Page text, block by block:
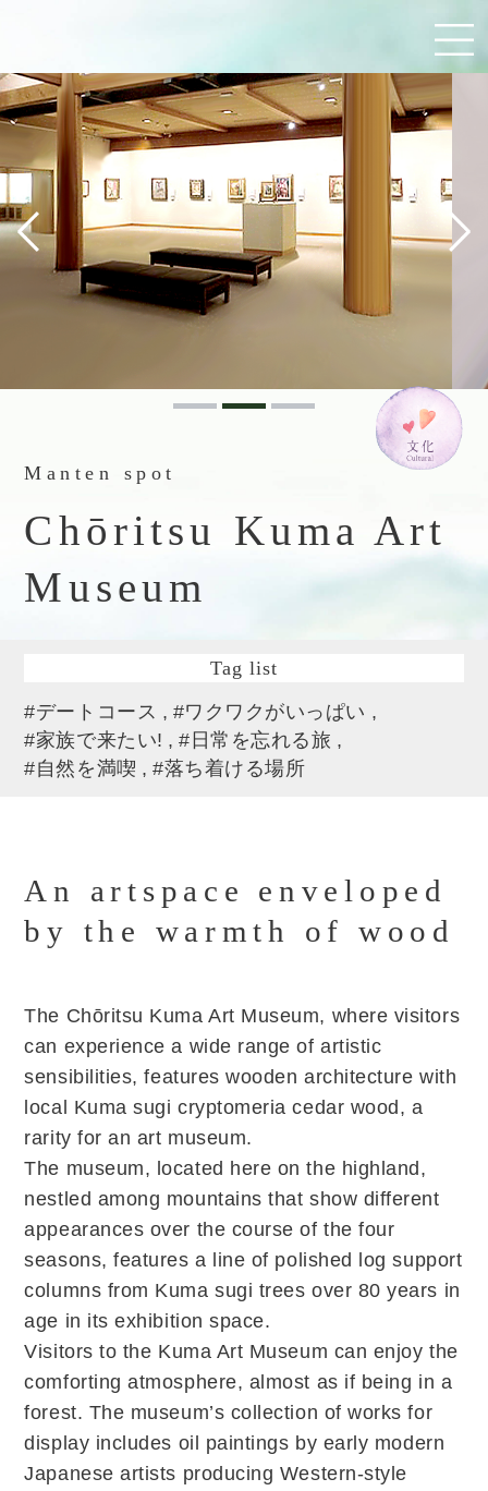
Manten spot
Chōritsu Kuma Art
Museum
Tag list
#デートコース
#ワクワクがいっぱい
#家族で来たい!
#日常を忘れる旅
#自然を満喫
#落ち着ける場所
An artspace enveloped
by the warmth of wood
The Chōritsu Kuma Art Museum, where visitors
can experience a wide range of artistic
sensibilities, features wooden architecture with
local Kuma sugi cryptomeria cedar wood, a
rarity for an art museum.
The museum, located here on the highland,
nestled among mountains that show different
appearances over the course of the four
seasons, features a line of polished log support
columns from Kuma sugi trees over 80 years in
age in its exhibition space.
Visitors to the Kuma Art Museum can enjoy the
comforting atmosphere, almost as if being in a
forest. The museum’s collection of works for
display includes oil paintings by early modern
Japanese artists producing Western-style